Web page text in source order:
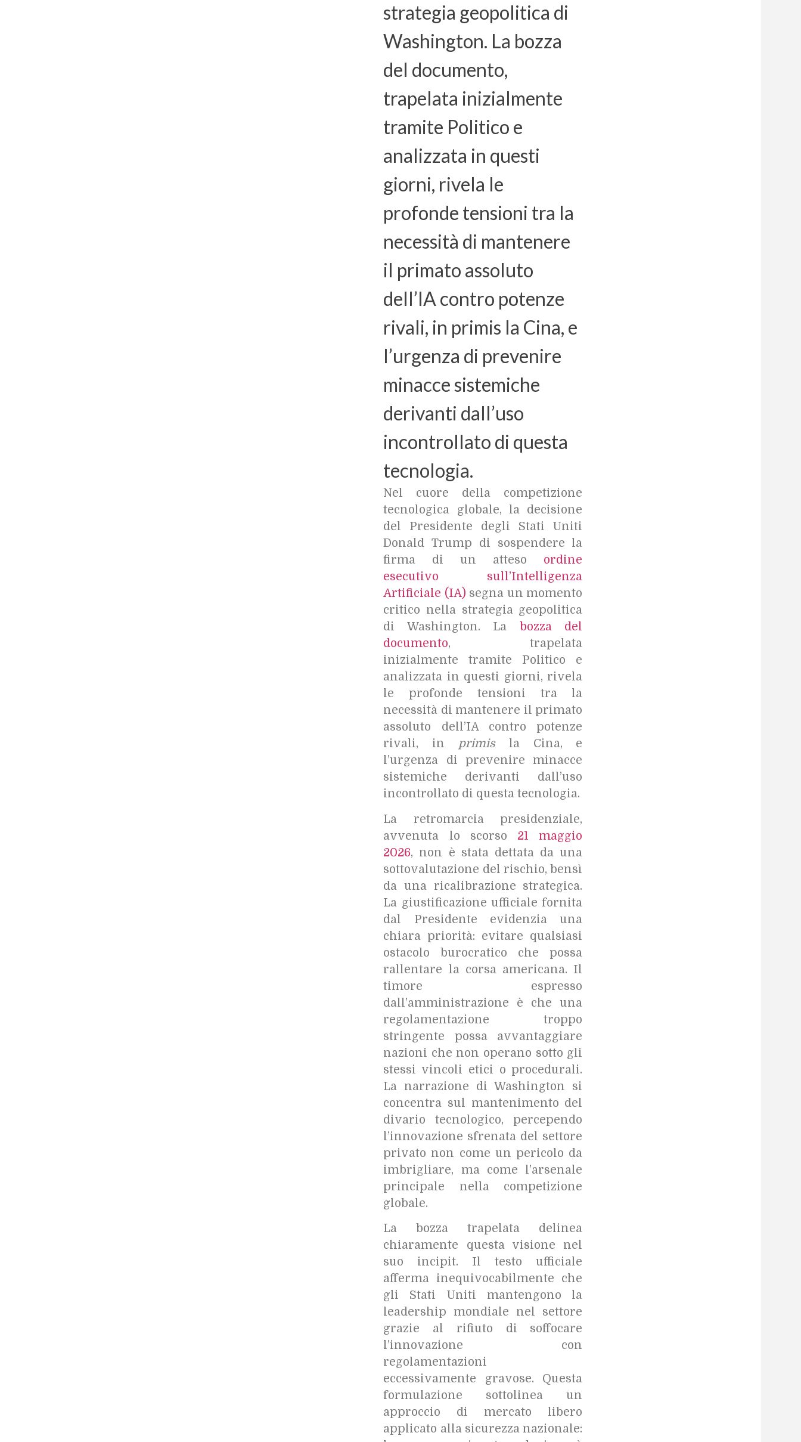
strategia geopolitica di
Washington. La bozza
del documento,
trapelata inizialmente
tramite Politico e
analizzata in questi
giorni, rivela le
profonde tensioni tra la
necessità di mantenere
il primato assoluto
dell’IA contro potenze
rivali, in primis la Cina, e
l’urgenza di prevenire
minacce sistemiche
derivanti dall’uso
incontrollato di questa
tecnologia.
Nel cuore della competizione
tecnologica globale, la decisione
del Presidente degli Stati Uniti
Donald Trump di sospendere la
firma di un atteso ordine
esecutivo sull’Intelligenza
Artificiale (IA) segna un momento
critico nella strategia geopolitica
di Washington. La
bozza del
documento, trapelata
inizialmente tramite Politico e
analizzata in questi giorni, rivela
le profonde tensioni tra la
necessità di mantenere il primato
assoluto dell’IA contro potenze
rivali, in primisla Cina, e
l’urgenza di prevenire minacce
sistemiche derivanti dall’uso
incontrollato di questa tecnologia.
La retromarcia presidenziale,
avvenuta lo scorso 21 maggio
2026, non è stata dettata da una
sottovalutazione del rischio, bensì
da una ricalibrazione strategica.
La giustificazione ufficiale fornita
dal Presidente evidenzia una
chiara priorità: evitare qualsiasi
ostacolo burocratico che possa
rallentare la corsa americana. Il
timore espresso
dall’amministrazione è che una
regolamentazione troppo
stringente possa avvantaggiare
nazioni che non operano sotto gli
stessi vincoli etici o procedurali.
La narrazione di Washington si
concentra sul mantenimento del
divario tecnologico, percependo
l’innovazione sfrenata del settore
privato non come un pericolo da
imbrigliare, ma come l’arsenale
principale nella competizione
globale.
La bozza trapelata delinea
chiaramente questa visione nel
suo incipit. Il testo ufficiale
afferma inequivocabilmente che
gli Stati Uniti mantengono la
leadership mondiale nel settore
grazie al rifiuto di soffocare
l’innovazione con
regolamentazioni
eccessivamente gravose. Questa
formulazione sottolinea un
approccio di mercato libero
applicato alla sicurezza nazionale: